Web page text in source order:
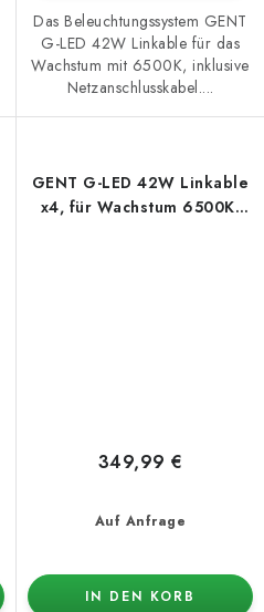
Das Beleuchtungssystem GENT
G-LED 42W Linkable für das
Wachstum mit 6500K, inklusive
Netzanschlusskabel....
GENT G-LED 42W Linkable
x4, für Wachstum 6500K,
Auf Anfrage
349,99 €
IN DEN KORB